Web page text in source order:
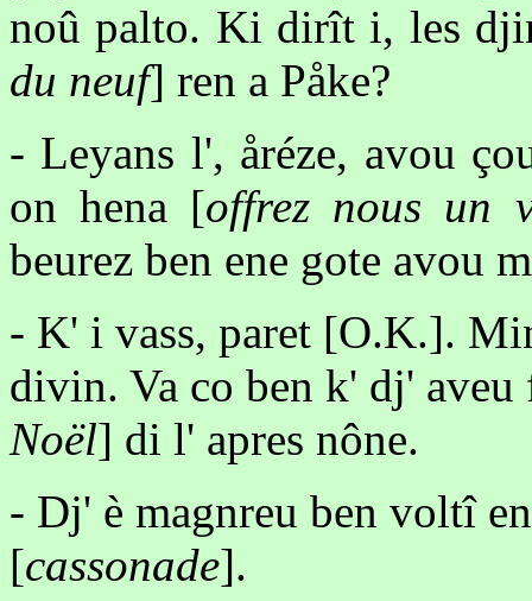
noû palto. Ki dirît i, les
du neuf] ren a Påke?
- Leyans l', åréze, avou
on hena [offrez nous un
beurez ben ene gote avou
- K' i vass, paret [O.K.].
divin. Va co ben k' dj' aveu
Noël] di l' apres nône.
- Dj' è magnreu ben voltî
[cassonade].